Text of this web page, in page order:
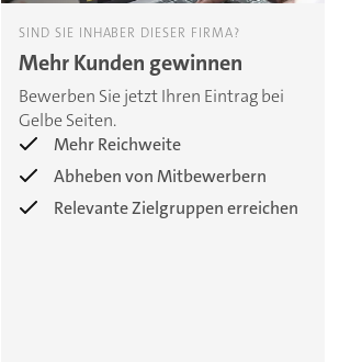
SIND SIE INHABER DIESER FIRMA?
Mehr Kunden gewinnen
Bewerben Sie jetzt Ihren Eintrag bei
Gelbe Seiten.
Mehr Reichweite
Abheben von Mitbewerbern
Relevante Zielgruppen erreichen